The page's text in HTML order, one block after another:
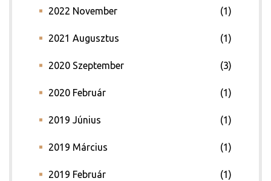
2022 November (1)
2021 Augusztus (1)
2020 Szeptember (3)
2020 Február (1)
2019 Június (1)
2019 Március (1)
2019 Február (1)